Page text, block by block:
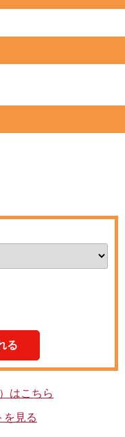
はこちら
を見る